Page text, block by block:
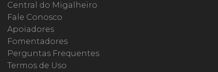
Central do Migalheiro
Fale Conosco
Apoiadores
Fomentadores
Perguntas Frequentes
Termos de Uso